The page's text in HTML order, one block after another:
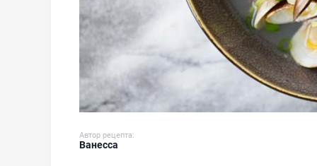
Автор рецепта:
Ванесса